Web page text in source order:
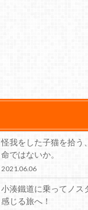
怪我をした子猫を拾う
命ではないか。
2021.06.06
小湊鐵道に乗ってノス
感じる旅へ！